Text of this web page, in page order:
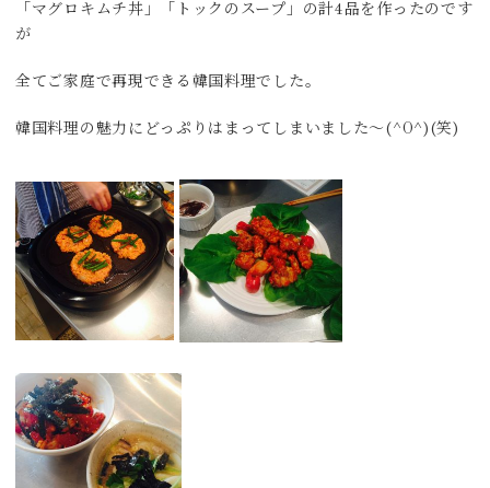
「マグロキムチ丼」「トックのスープ」の計4品を作ったのです
が
全てご家庭で再現できる韓国料理でした。
韓国料理の魅力にどっぷりはまってしまいました～(^O^)(笑)